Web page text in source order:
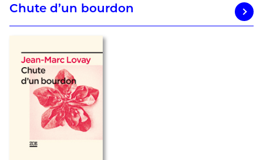
Chute d’un bourdon